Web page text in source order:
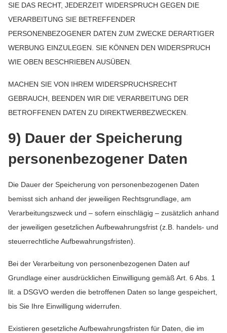
SIE DAS RECHT, JEDERZEIT WIDERSPRUCH GEGEN DIE
VERARBEITUNG SIE BETREFFENDER
PERSONENBEZOGENER DATEN ZUM ZWECKE DERARTIGER
WERBUNG EINZULEGEN. SIE KÖNNEN DEN WIDERSPRUCH
WIE OBEN BESCHRIEBEN AUSÜBEN.
MACHEN SIE VON IHREM WIDERSPRUCHSRECHT
GEBRAUCH, BEENDEN WIR DIE VERARBEITUNG DER
BETROFFENEN DATEN ZU DIREKTWERBEZWECKEN.
9) Dauer der Speicherung
personenbezogener Daten
Die Dauer der Speicherung von personenbezogenen Daten
bemisst sich anhand der jeweiligen Rechtsgrundlage, am
Verarbeitungszweck und – sofern einschlägig – zusätzlich anhand
der jeweiligen gesetzlichen Aufbewahrungsfrist (z.B. handels- und
steuerrechtliche Aufbewahrungsfristen).
Bei der Verarbeitung von personenbezogenen Daten auf
Grundlage einer ausdrücklichen Einwilligung gemäß Art. 6 Abs. 1
lit. a DSGVO werden die betroffenen Daten so lange gespeichert,
bis Sie Ihre Einwilligung widerrufen.
Existieren gesetzliche Aufbewahrungsfristen für Daten, die im